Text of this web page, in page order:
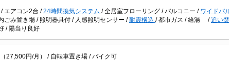
/ エアコン2台 /24時間換気システム /全居室フローリング /バルコニー / ワイドバ
ごみ置き場 / 照明器具付 / 人感照明センサー /耐震構造 /都市ガス /給湯 /追い
/ 陽当り良好
27,500円/月） / 自転車置き場 /バイク可